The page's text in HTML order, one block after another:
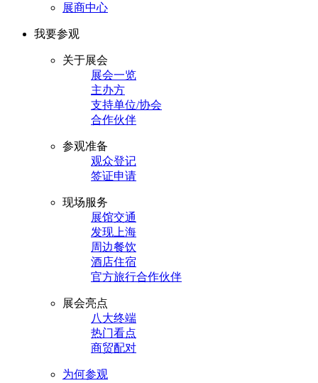
展商中心
我要参观
关于展会
展会一览
主办方
支持单位/协会
合作伙伴
参观准备
观众登记
签证申请
现场服务
展馆交通
发现上海
周边餐饮
酒店住宿
官方旅行合作伙伴
展会亮点
八大终端
热门看点
商贸配对
为何参观